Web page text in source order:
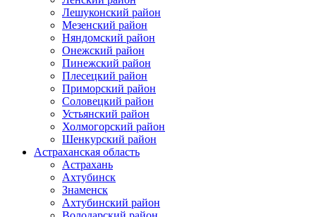
Лешуконский район
Мезенский район
Няндомский район
Онежский район
Пинежский район
Плесецкий район
Приморский район
Соловецкий район
Устьянский район
Холмогорский район
Шенкурский район
Астраханская область
Астрахань
Ахтубинск
Знаменск
Ахтубинский район